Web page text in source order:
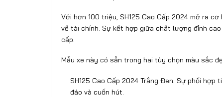
Với hơn 100 triệu, SH125 Cao Cấp 2024 mở ra
về tài chính. Sự kết hợp giữa chất lượng đỉnh
cấp.
Mẫu xe này có sẵn trong hai tùy chọn màu sắc
SH125 Cao Cấp 2024 Trắng Đen: Sự phối
đáo và cuốn hút.